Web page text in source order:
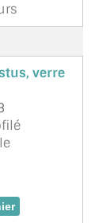
verre
relier le
un